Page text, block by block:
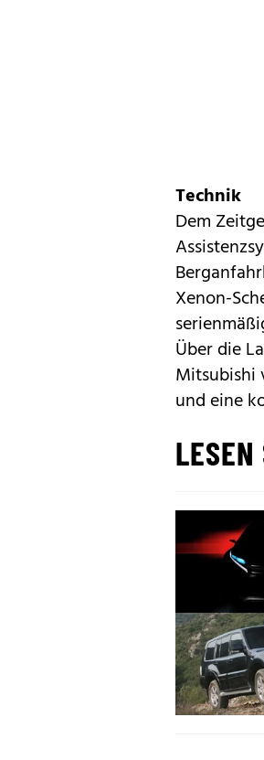
Technik
Dem
Xenon-
Über die
Mitsubishi
und eine
LESEN